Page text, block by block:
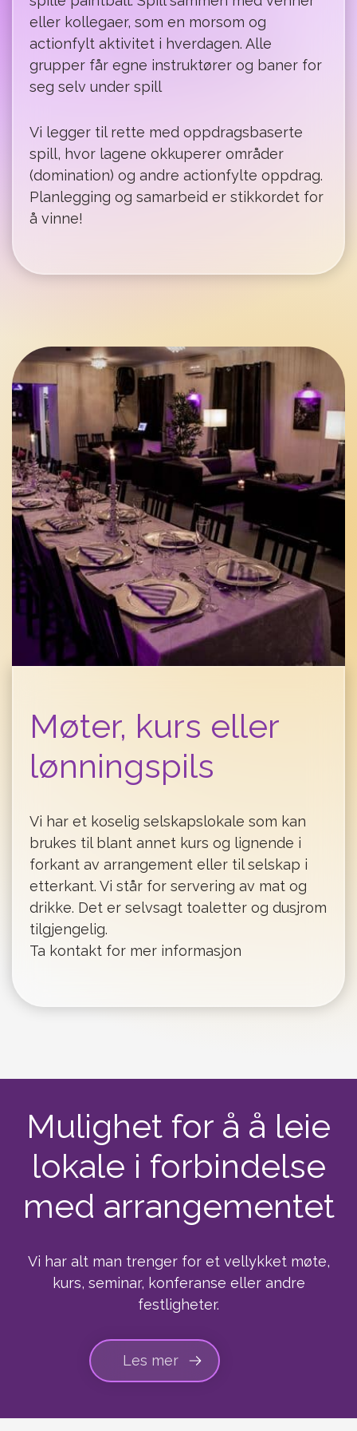
eller kollegaer, som en morsom og
actionfylt aktivitet i hverdagen. Alle
grupper får egne instruktører og baner for
seg selv under spill
Vi legger til rette med oppdragsbaserte
spill, hvor lagene okkuperer områder
(domination) og andre actionfylte oppdrag.
Planlegging og samarbeid er stikkordet for
å vinne!
Møter, kurs eller
lønningspils
Vi har et koselig selskapslokale som kan
brukes til blant annet kurs og lignende i
forkant av arrangement eller til selskap i
etterkant. Vi står for servering av mat og
drikke. Det er selvsagt toaletter og dusjrom
tilgjengelig.
Ta kontakt for mer informasjon
Mulighet for å å leie
lokale i forbindelse
med arrangementet
Vi har alt man trenger for et vellykket møte,
kurs, seminar, konferanse eller andre
festligheter.
Les mer